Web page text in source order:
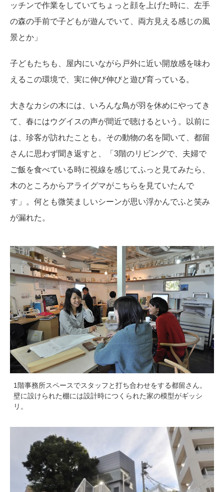
ッチンで作業をしていてちょっと顔を上げた時に、左手
の森の手前で子どもが遊んでいて、両方見える感じの風
景とか」
子どもたちも、屋内にいながら戸外に近い開放感を味わ
えるこの環境で、実に伸び伸びと遊び育っている。
大きなカシの木には、いろんな鳥が羽を休めにやってき
て、春にはウグイスの声が間近で聴けるという。以前に
は、珍客が訪れたことも。その動物の名を聞いて、都留
さんに思わず聞き返すと、「3階のリビングで、夫婦で
ご飯を食べている時に視線を感じてふっと見てみたら、
木のところからアライグマがこちらを見ていたんで
す」。何とも微笑ましいシーンが思い浮かんでふと笑み
が漏れた。
1階事務所スペースでスタッフと打ち合わせをする都留さん。
壁に設けられた棚には設計時につくられた家の模型がギッシ
リ。